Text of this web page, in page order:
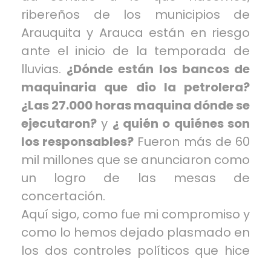
ribereños de los municipios de
Arauquita y Arauca están en riesgo
ante el inicio de la temporada de
lluvias. ¿Dónde están los bancos de
maquinaria que dio la petrolera?
¿Las 27.000 horas maquina dónde se
ejecutaron? y ¿ quién o quiénes son
los responsables? Fueron más de 60
mil millones que se anunciaron como
un logro de las mesas de
concertación.
Aquí sigo, como fue mi compromiso y
como lo hemos dejado plasmado en
los dos controles políticos que hice